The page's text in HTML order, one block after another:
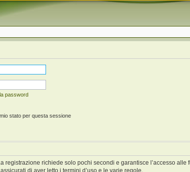
password
stato per questa sessione
registrazione richiede solo pochi secondi e garantisce l’accesso
di aver letto i termini d’uso e le varie regole.